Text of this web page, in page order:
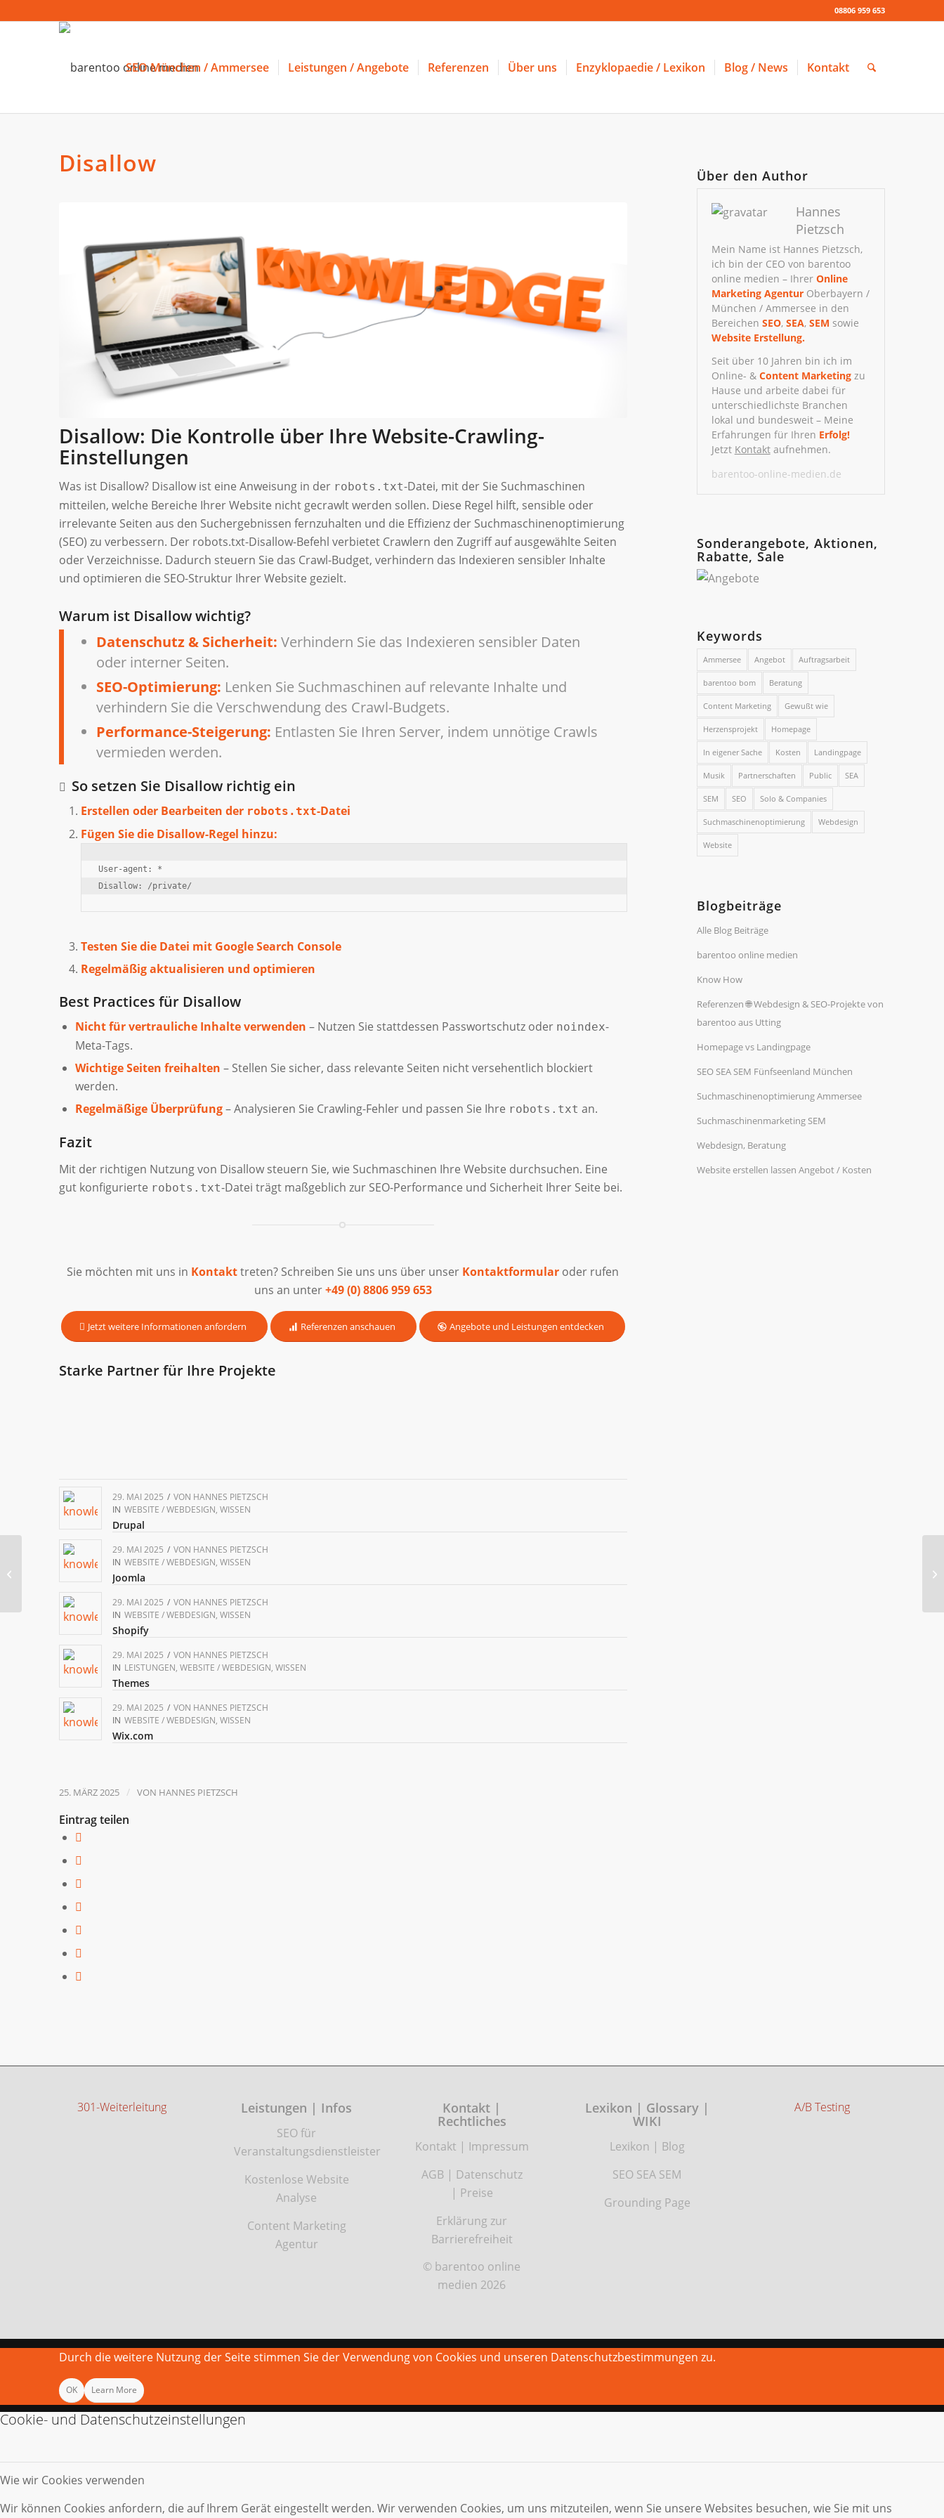
08806 959 653
SEO München / Ammersee Leistungen / Angebote Referenzen Über uns Enzyklopaedie / Lexikon Blog / News Kontakt
Disallow
Disallow: Die Kontrolle über Ihre Website-Crawling-
Einstellungen
Was ist Disallow? Disallow ist eine Anweisung in der robots.txt-Datei, mit der Sie Suchmaschinen
mitteilen, welche Bereiche Ihrer Website nicht gecrawlt werden sollen. Diese Regel hilft, sensible oder
irrelevante Seiten aus den Suchergebnissen fernzuhalten und die Effizienz der Suchmaschinenoptimierung
(SEO) zu verbessern. Der robots.txt-Disallow-Befehl verbietet Crawlern den Zugriff auf ausgewählte Seiten
oder Verzeichnisse. Dadurch steuern Sie das Crawl-Budget, verhindern das Indexieren sensibler Inhalte
und optimieren die SEO-Struktur Ihrer Website gezielt.
Warum ist Disallow wichtig?
Datenschutz & Sicherheit: Verhindern Sie das Indexieren sensibler Daten
oder interner Seiten.
SEO-Optimierung: Lenken Sie Suchmaschinen auf relevante Inhalte und
verhindern Sie die Verschwendung des Crawl-Budgets.
Performance-Steigerung: Entlasten Sie Ihren Server, indem unnötige Crawls
vermieden werden.
So setzen Sie Disallow richtig ein
Erstellen oder Bearbeiten der robots.txt-Datei
Fügen Sie die Disallow-Regel hinzu:
User-agent: *
Disallow: /private/
Testen Sie die Datei mit Google Search Console
Regelmäßig aktualisieren und optimieren
Best Practices für Disallow
Nicht für vertrauliche Inhalte verwenden – Nutzen Sie stattdessen Passwortschutz oder noindex-
Meta-Tags.
Wichtige Seiten freihalten – Stellen Sie sicher, dass relevante Seiten nicht versehentlich blockiert
werden.
Regelmäßige Überprüfung– Analysieren Sie Crawling-Fehler und passen Sie Ihre robots.txt an.
Fazit
Mit der richtigen Nutzung von Disallow steuern Sie, wie Suchmaschinen Ihre Website durchsuchen. Eine
gut konfigurierte robots.txt-Datei trägt maßgeblich zur SEO-Performance und Sicherheit Ihrer Seite bei.
Sie möchten mit uns in Kontakttreten? Schreiben Sie uns uns über unser Kontaktformular oder rufen
uns an unter+49 (0) 8806 959 653
Jetzt weitere Informationen anfordern Referenzen anschauen Angebote und Leistungen entdecken
Starke Partner für Ihre Projekte
29. MAI 2025 / VON HANNES PIETZSCH
IN WEBSITE / WEBDESIGN, WISSEN
Drupal
29. MAI 2025 / VON HANNES PIETZSCH
IN WEBSITE / WEBDESIGN, WISSEN
Joomla
29. MAI 2025 / VON HANNES PIETZSCH
IN WEBSITE / WEBDESIGN, WISSEN
Shopify
29. MAI 2025 / VON HANNES PIETZSCH
IN LEISTUNGEN, WEBSITE / WEBDESIGN, WISSEN
Themes
29. MAI 2025 / VON HANNES PIETZSCH
IN WEBSITE / WEBDESIGN, WISSEN
Wix.com
25. MÄRZ 2025 / VON HANNES PIETZSCH
Eintrag teilen
Über den Author
Hannes
Pietzsch
Mein Name ist Hannes Pietzsch,
ich bin der CEO von barentoo
online medien – Ihrer Online
Marketing AgenturOberbayern /
München / Ammersee in den
Bereichen SEO, SEA, SEM sowie
Website Erstellung.
Seit über 10 Jahren bin ich im
Online- & Content Marketingzu
Hause und arbeite dabei für
unterschiedlichste Branchen
lokal und bundesweit – Meine
Erfahrungen für Ihren Erfolg!
Jetzt Kontaktaufnehmen.
barentoo-online-medien.de
Sonderangebote, Aktionen,
Rabatte, Sale
Keywords
Ammersee Angebot Auftragsarbeit
barentoo bom Beratung
Content Marketing Gewußt wie
Herzensprojekt Homepage
In eigener Sache Kosten Landingpage
Musik Partnerschaften Public SEA
SEM SEO Solo & Companies
Suchmaschinenoptimierung Webdesign
Website
Blogbeiträge
Alle Blog Beiträge
barentoo online medien
Know How
Referenzen 🌐 Webdesign & SEO-Projekte von
barentoo aus Utting
Homepage vs Landingpage
SEO SEA SEM Fünfseenland München
Suchmaschinenoptimierung Ammersee
Suchmaschinenmarketing SEM
Webdesign, Beratung
Website erstellen lassen Angebot / Kosten
301-Weiterleitung Leistungen | Infos
SEO für
Veranstaltungsdienstleister
Kostenlose Website
Analyse
Content Marketing
Agentur
Kontakt |
Rechtliches
Kontakt | Impressum
AGB| Datenschutz
| Preise
Erklärung zur
Barrierefreiheit
© barentoo online
medien 2026
Lexikon | Glossary |
WIKI
Lexikon | Blog
SEO SEA SEM
Grounding Page
A/B Testing
Durch die weitere Nutzung der Seite stimmen Sie der Verwendung von Cookies und unseren Datenschutzbestimmungen zu.
OK Learn More
Cookie- und Datenschutzeinstellungen
Wie wir Cookies verwenden
Wir können Cookies anfordern, die auf Ihrem Gerät eingestellt werden. Wir verwenden Cookies, um uns mitzuteilen, wenn Sie unsere Websites besuchen, wie Sie mit uns